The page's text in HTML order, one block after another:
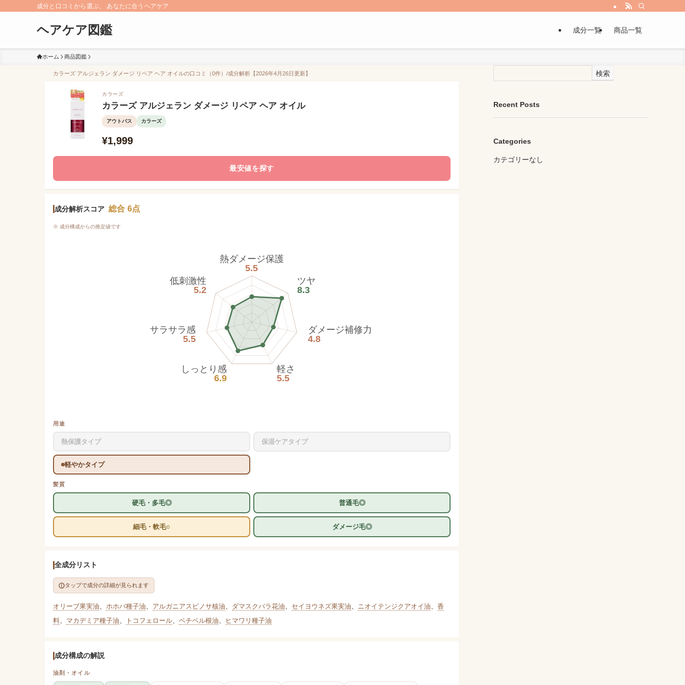
成分と口コミから選ぶ、 あなたに合うヘアケア
ヘアケア図鑑 成分一覧 商品一覧
ホーム 商品図鑑
カラーズ アルジェラン ダメージ リペア ヘア オイルの口コミ（0件）/成分解析【2026年4月26日更新】
カラーズ
カラーズ アルジェラン ダメージ リペア ヘア オイル
アウトバス カラーズ
¥1,999
最安値を探す
成分解析スコア 総合 6点
※ 成分構成からの推定値です
熱ダメージ保護
5.5
ツヤ
8.3
ダメージ補修力
4.8
軽さ
5.5
しっとり感
6.9
サラサラ感
5.5
低刺激性
5.2
用途
熱保護タイプ 保湿ケアタイプ
軽やかタイプ
髪質
硬毛・多毛◎ 普通毛◎
細毛・軟毛○ ダメージ毛◎
全成分リスト
タップで成分の詳細が見られます
オリーブ果実油、 ホホバ種子油、 アルガニアスピノサ核油、 ダマスクバラ花油、 セイヨウネズ果実油、 ニオイテンジクアオイ油、 香
料、 マカデミア種子油、 トコフェロール、 ベチベル根油、 ヒマワリ種子油
成分構成の解説
油剤・オイル
検索
Recent Posts
Categories
カテゴリーなし